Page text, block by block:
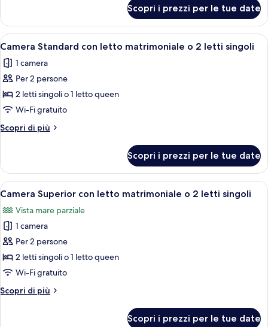
Room
Deluxe
Double
Room
Scopri i prezzi per le tue date
Apri
tutte
le
foto
per
Camera
Standard
con
matrimoniale
o
2
letti
singoli
Una camera d'albergo moderna
1
Camera Standard con letto matrimoniale o 2 letti singoli
1 camera
Per 2 persone
2 letti singoli o 1 letto queen
Wi-Fi gratuito
Scopri di più
Altri
Standard
con
letto
matrimoniale
o
2
letti
singoli
Scopri i prezzi per le tue date
Apri
tutte
le
foto
per
Camera
Superior
letto
Una camera d'albergo con un letto
1
Camera Superior con letto matrimoniale o 2 letti singoli
Vista mare parziale
1 camera
Per 2 persone
2 letti singoli o 1 letto queen
Wi-Fi gratuito
Scopri di più
Altri
Scopri i prezzi per le tue date